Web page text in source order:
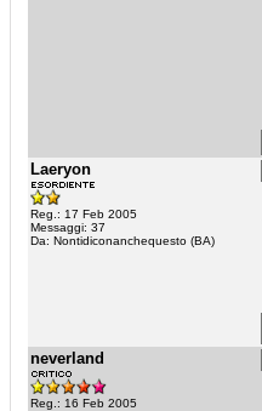
Laeryon
Reg.: 17 Feb 2005
Messaggi: 37
Da: Nontidiconanchequesto (BA)
neverland
Reg.: 16 Feb 2005